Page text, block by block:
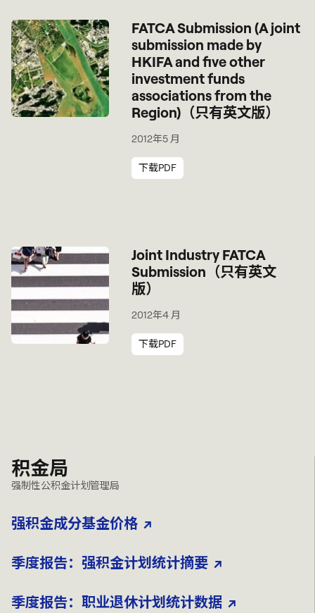
FATCA Submission (A joint
submission made by
HKIFA and five other
investment funds
associations from the
Region)（只有英文版）
2012年5 月
下载PDF
Joint Industry FATCA
Submission（只有英文
版）
2012年4 月
下载PDF
积金局
强制性公积金计划管理局
强积金成分基金价格
季度报告：强积金计划统计摘要
季度报告：职业退休计划统计数据